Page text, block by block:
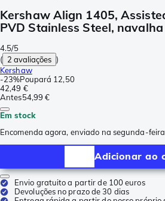
Kershaw Align 1405,
PVD Stainless Steel, navalha
4.5/5
( 2 avaliações )
Kershaw
-23%Poupará 12,50
42,49 €
Antes54,99 €
Em stock
Encomenda agora, enviado na segunda-feira
Adicionar ao
Envio gratuito a partir de 100 euros
Devoluções no prazo de 30 dias